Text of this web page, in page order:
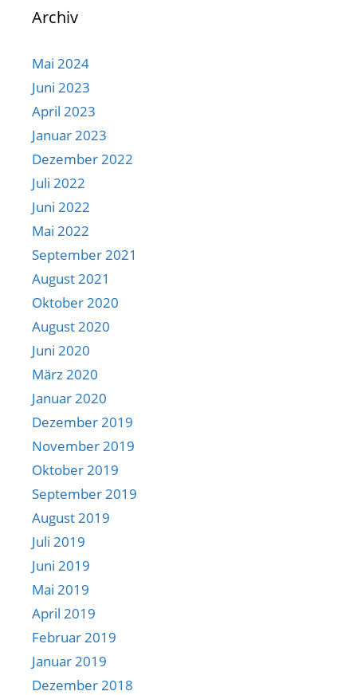
Archiv
Mai 2024
Juni 2023
April 2023
Januar 2023
Dezember 2022
Juli 2022
Juni 2022
Mai 2022
September 2021
August 2021
Oktober 2020
August 2020
Juni 2020
März 2020
Januar 2020
Dezember 2019
November 2019
Oktober 2019
September 2019
August 2019
Juli 2019
Juni 2019
Mai 2019
April 2019
Februar 2019
Januar 2019
Dezember 2018